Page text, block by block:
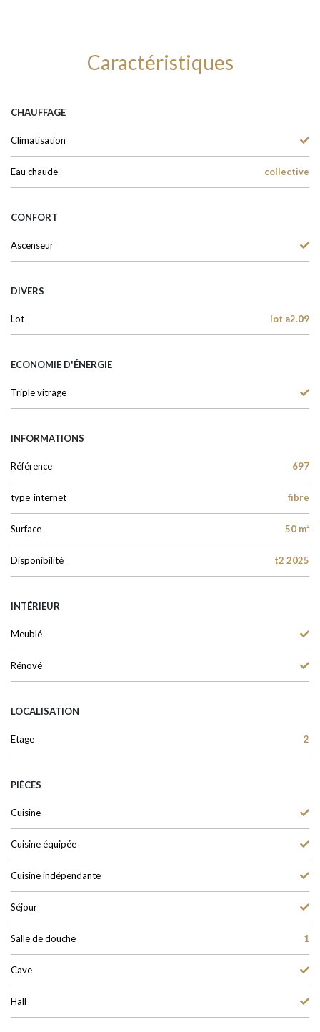
Caractéristiques
CHAUFFAGE
Climatisation
Eau chaude collective
CONFORT
Ascenseur
DIVERS
Lot lot a2.09
ECONOMIE D'ÉNERGIE
Triple vitrage
INFORMATIONS
Référence 697
type_internet fibre
Surface 50 m²
Disponibilité t2 2025
INTÉRIEUR
Meublé
Rénové
LOCALISATION
Etage 2
PIÈCES
Cuisine
Cuisine équipée
Cuisine indépendante
Séjour
Salle de douche 1
Cave
Hall